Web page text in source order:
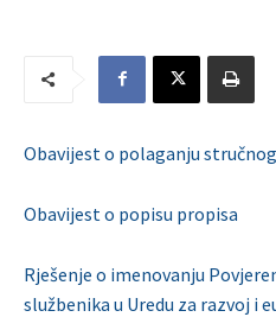
Obavijest o polaganju
Obavijest o popisu propisa
Rješenje o imenovanju
službenika u Uredu za razvoj i